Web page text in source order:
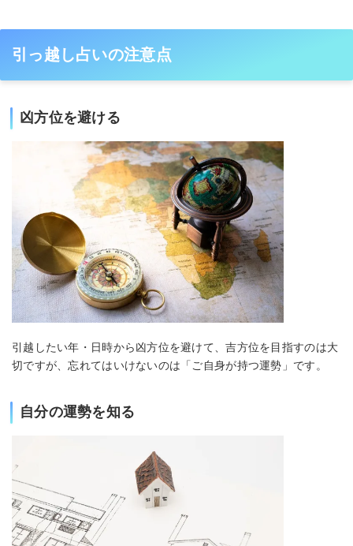
引っ越し占いの注意点
凶方位を避ける
引越したい年・日時から凶方位を避けて、吉方位を目指すのは大
切ですが、忘れてはいけないのは「ご自身が持つ運勢」です。
自分の運勢を知る